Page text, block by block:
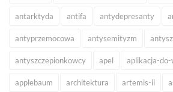
antarktyda antifa antydepresanty
antyprzemocowa antysemityzm
antyszczepionkowcy apel aplikacja-
applebaum architektura artemis-ii